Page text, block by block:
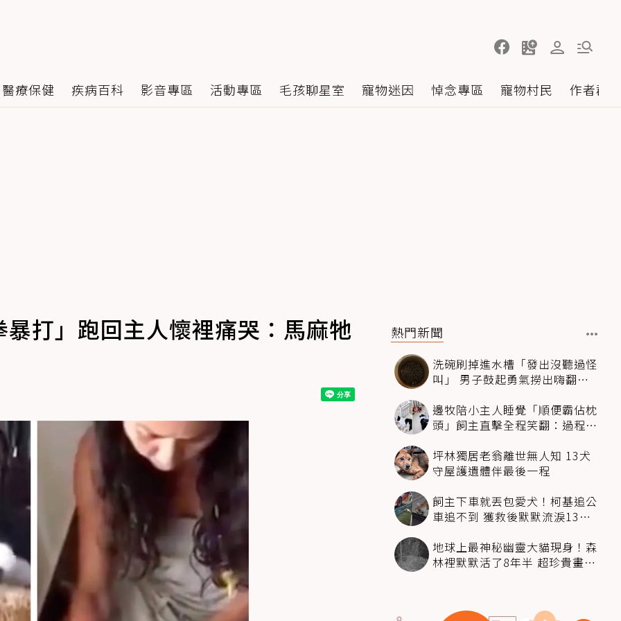
醫療保健 疾病百科 影音專區 活動專區 毛孩聊星室 寵物迷因 悼念專區 寵物村民 作者群
打」跑回主人懷裡痛哭：馬麻牠 熱門新聞
洗碗刷掉進水槽「發出沒聽過怪
叫」 男子鼓起勇氣撈出嗨翻：
邊牧陪小主人睡覺「順便霸佔枕
頭」飼主直擊全程笑翻：過程絲
坪林獨居老翁離世無人知 13犬
守屋護遺體伴最後一程
飼主下車就丟包愛犬！柯基追公
車追不到 獲救後默默流淚13萬
地球上最神秘幽靈大貓現身！森
林裡默默活了8年半 超珍貴畫面